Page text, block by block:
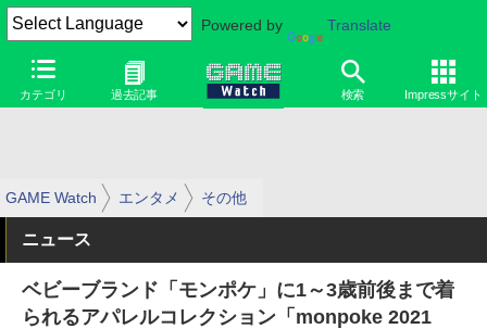
Powered by Translate
カテゴリ 過去記事 検索 Impressサイト
GAME Watch エンタメ その他
ニュース
ベビーブランド「モンポケ」に1～3歳前後まで着
られるアパレルコレクション「monpoke 2021